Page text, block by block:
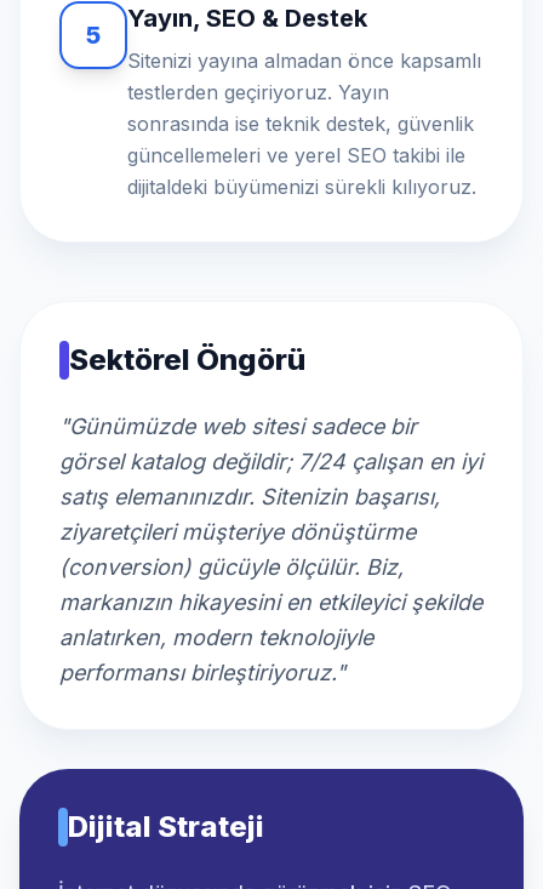
5
Yayın, SEO & Destek
Sitenizi yayına almadan önce kapsamlı
testlerden geçiriyoruz. Yayın
sonrasında ise teknik destek, güvenlik
güncellemeleri ve yerel SEO takibi ile
dijitaldeki büyümenizi sürekli kılıyoruz.
Sektörel Öngörü
"Günümüzde web sitesi sadece bir
görsel katalog değildir; 7/24 çalışan en iyi
satış elemanınızdır. Sitenizin başarısı,
ziyaretçileri müşteriye dönüştürme
(conversion) gücüyle ölçülür. Biz,
markanızın hikayesini en etkileyici şekilde
anlatırken, modern teknolojiyle
performansı birleştiriyoruz."
Dijital Strateji